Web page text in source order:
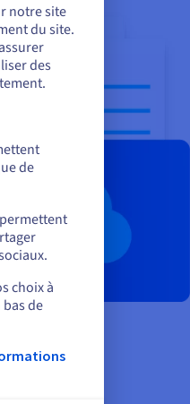
un
notre site
du site.
des
de
choix à
de